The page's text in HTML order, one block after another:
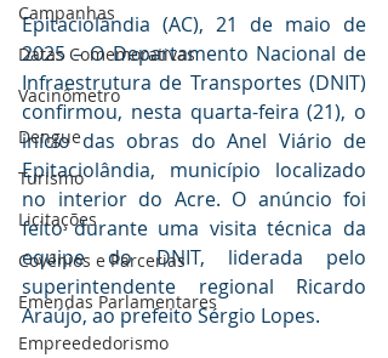
Campanhas
Datas Comemorativas
Vacinômetro
Dengue
Turismo
Licitações
Covênios e Parcerias
Emendas Parlamentares
Empreededorismo
Epitaciolândia (AC), 21 de maio de
2025 – O Departamento Nacional de
Infraestrutura de Transportes (DNIT)
confirmou, nesta quarta-feira (21), o
início das obras do Anel Viário de
Epitaciolândia, município localizado
no interior do Acre. O anúncio foi
feito durante uma visita técnica da
equipe do DNIT, liderada pelo
superintendente regional Ricardo
Araújo, ao prefeito Sérgio Lopes.